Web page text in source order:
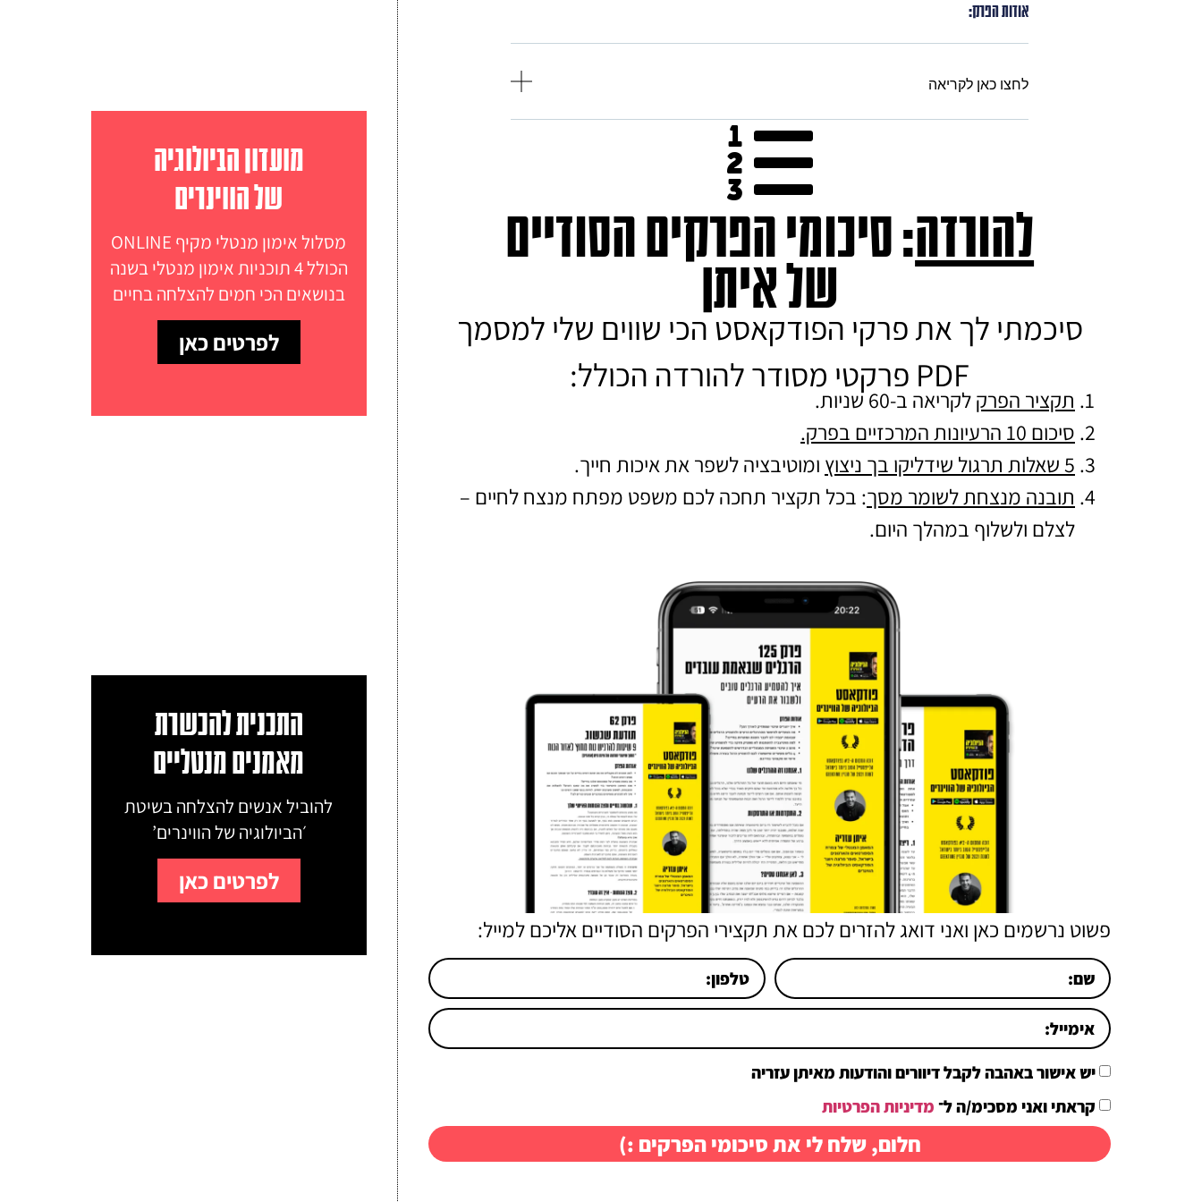
אודות הפרק:
לחצו כאן לקריאה
להורדה: סיכומי הפרקים הסודיים
של איתן
סיכמתי לך את פרקי הפודקאסט הכי שווים שלי למסמך
PDF פרקטי מסודר להורדה הכולל:
תקציר הפרקלקריאה ב-60 שניות.
סיכום 10 הרעיונות המרכזיים בפרק.
5 שאלות תרגול שידליקו בך ניצוץ
ומוטיבציה לשפר את איכות חייך.
תובנה מנצחת לשומר מסך: בכל תקציר תחכה לכם משפט מפתח מנצח לחיים –
לצלם ולשלוף במהלך היום.
פשוט נרשמים כאן ואני דואג להזרים לכם את תקצירי הפרקים הסודיים אליכם למייל:
יש אישור באהבה לקבל דיוורים והודעות מאיתן עזריה
קראתי ואני מסכימ/ה ל־ מדיניות הפרטיות
חלום, שלח לי את סיכומי הפרקים :)
מועדון הביולוגיה
של הווינרים
מסלול אימון מנטלי מקיף ONLINE
הכולל 4 תוכניות אימון מנטלי בשנה
בנושאים הכי חמים להצלחה בחיים
לפרטים כאן
התכנית להכשרת
מאמנים מנטליים
להוביל אנשים להצלחה בשיטת
׳הביולוגיה של הווינרים’
לפרטים כאן